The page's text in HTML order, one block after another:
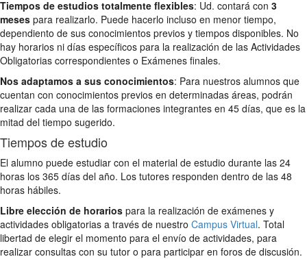
Tiempos de estudios totalmente flexibles: Ud. contará con 3
meses para realizarlo. Puede hacerlo incluso en menor tiempo,
dependiento de sus conocimientos previos y tiempos disponibles. No
hay horarios ni días específicos para la realización de las Actividades
Obligatorias correspondientes o Exámenes finales.
Nos adaptamos a sus conocimientos: Para nuestros alumnos que
cuentan con conocimientos previos en determinadas áreas, podrán
realizar cada una de las formaciones integrantes en 45 días, que es la
mitad del tiempo sugerido.
Tiempos de estudio
El alumno puede estudiar con el material de estudio durante las 24
horas los 365 días del año. Los tutores responden dentro de las 48
horas hábiles.
Libre elección de horarios para la realización de exámenes y
actividades obligatorias a través de nuestro Campus Virtual. Total
libertad de elegir el momento para el envío de actividades, para
realizar consultas con su tutor o para participar en foros de discusión.